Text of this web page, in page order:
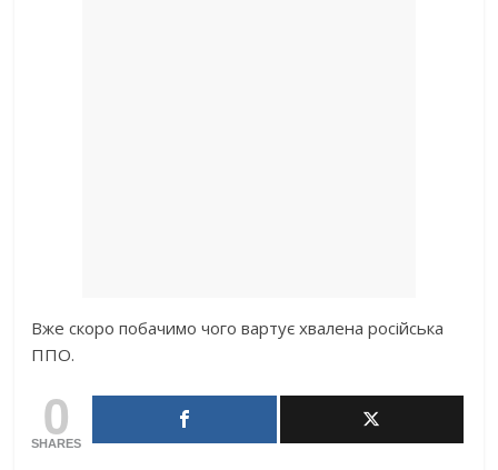
Вже скоро побачимо чого вартує хвалена російська
ППО.
0
SHARES